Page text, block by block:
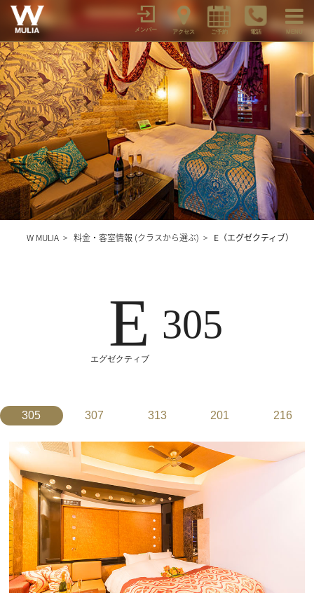
メンバー アクセス ご予約 電話 MENU
W MULIA > 料金・客室情報 (クラスから選ぶ) > E（エグゼクティブ）
E
エグゼクティブ
305
305 307 313 201 216